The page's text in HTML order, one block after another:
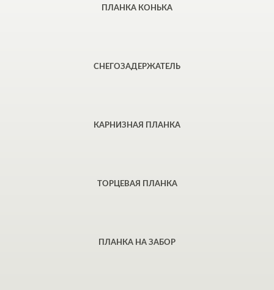
ПЛАНКА КОНЬКА
СНЕГОЗАДЕРЖАТЕЛЬ
КАРНИЗНАЯ ПЛАНКА
ТОРЦЕВАЯ ПЛАНКА
ПЛАНКА НА ЗАБОР